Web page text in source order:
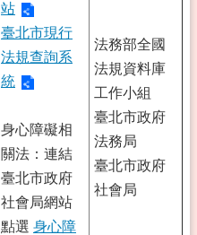
站
臺北市現行
法規查詢系
統
身心障礙相
關法：連結
臺北市政府
社會局網站
點選 身心障
法務部全國
法規資料庫
工作小組
臺北市政府
法務局
臺北市政府
社會局